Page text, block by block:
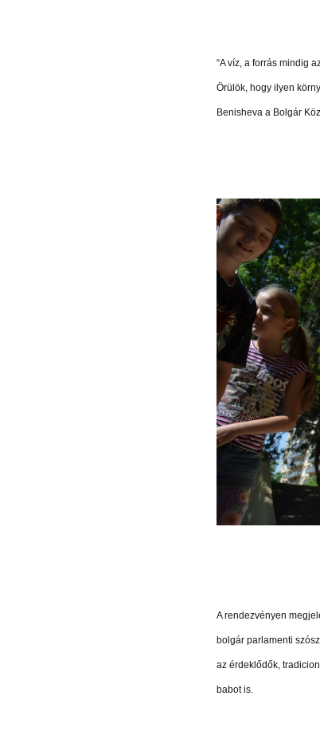
“A víz, a forrás mindig
Örülök, hogy ilyen
Benisheva a Bolgár
A rendezvényen
bolgár parlamenti
az érdeklődők,
babot is.